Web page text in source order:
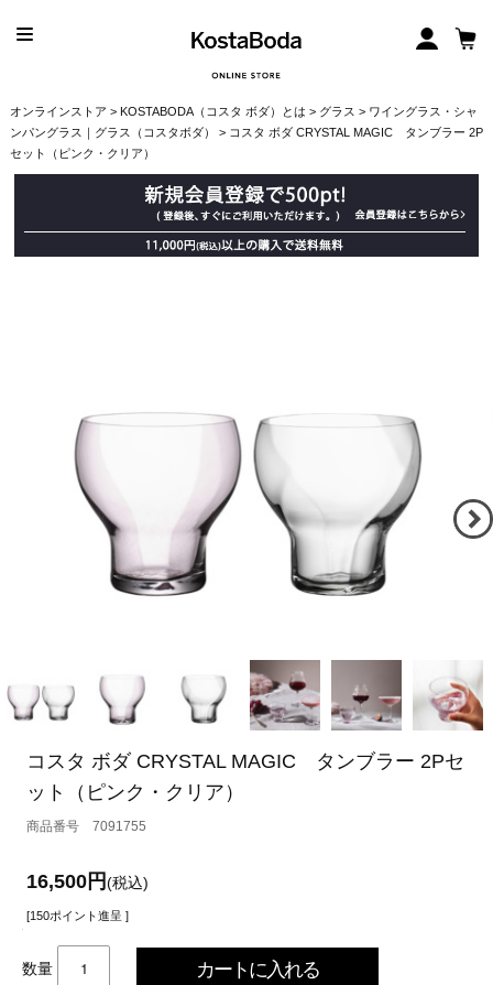
オンラインストア > KOSTABODA（コスタ ボダ）とは > グラス > ワイングラス・シャ
ンパングラス｜グラス（コスタボダ）
> コスタ ボダ CRYSTAL MAGIC タンブラー 2P
セット（ピンク・クリア）
コスタ ボダ CRYSTAL MAGIC タンブラー 2Pセ
ット（ピンク・クリア）
7091755
16,500円(税込)
[150ポイント進呈 ]
数量